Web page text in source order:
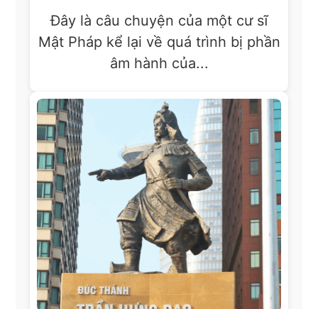
Đây là câu chuyện của một cư sĩ
Mật Pháp kể lại về quá trình bị phần
âm hành của...